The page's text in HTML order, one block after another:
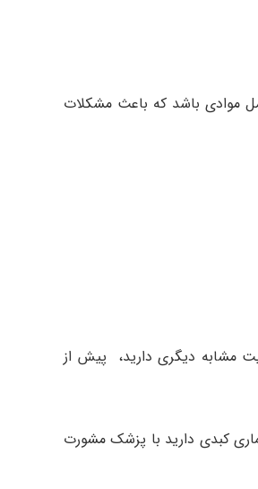
موادی باشد که باعث مشکلات
مشابه دیگری دارید، پیش از
کبدی دارید با پزشک مشورت